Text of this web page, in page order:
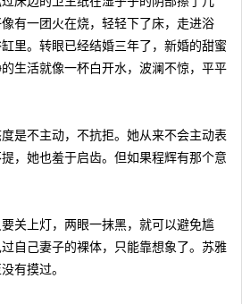
有一团火在烧，轻轻下了床，走进浴
里。转眼已经结婚三年了，新婚的甜蜜
生活就像一杯白开水，波澜不惊，平平
不主动，不抗拒。她从来不会主动表
，她也羞于启齿。但如果程辉有那个意
上灯，两眼一抹黑，就可以避免尴
自己妻子的裸体，只能靠想象了。苏雅
有摸过。